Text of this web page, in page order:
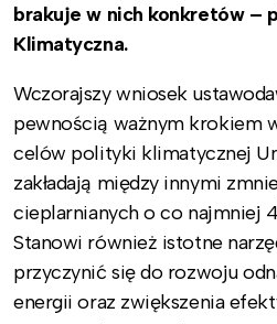
brakuje w nich konkretów –
Klimatyczna.
Wczorajszy wniosek
pewnością ważnym krokiem
celów polityki klimatycznej
zakładają między innymi
cieplarnianych o co najmniej
Stanowi również istotne
przyczynić się do rozwoju
energii oraz zwiększenia